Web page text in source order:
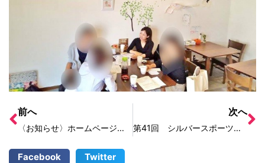
前へ
〈お知らせ〉ホームページを更新しました！
次へ
第41回 シルバースポーツ大会
Facebook Twitter